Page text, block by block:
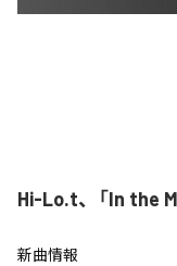
Hi-Lo.t、「In the
新曲情報